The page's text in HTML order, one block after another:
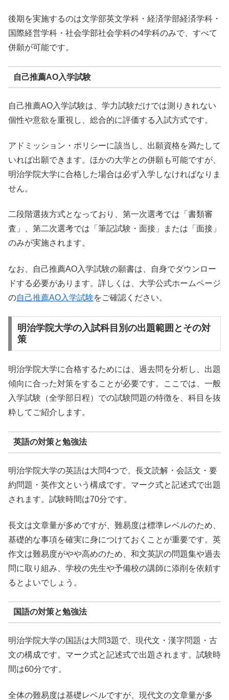
後期を実施するのは文学部英文学科・経済学部経済学科・
国際経営学科・社会学部社会学科の4学科のみで、すべて
併願が可能です。
自己推薦AO入学試験
自己推薦AO入学試験は、学力試験だけでは測りきれない
個性や意欲を重視し、総合的に評価する入試方式です。
アドミッション・ポリシーに該当し、出願資格を満たして
いれば出願できます。ほかの大学との併願も可能ですが、
明治学院大学に合格した場合は必ず入学しなければなりま
せん。
二段階選抜方式となっており、第一次選考では「書類審
査」、第二次選考では「筆記試験・面接」または「面接」
のみが実施されます。
なお、自己推薦AO入学試験の願書は、自身でダウンロー
ドする必要があります。詳しくは、大学公式ホームページ
の自己推薦AO入学試験をご確認ください。
明治学院大学の入試科目別の出題範囲とその対
策
明治学院大学に合格するためには、過去問を分析し、出題
傾向に合った対策をすることが必要です。ここでは、一般
入学試験（全学部日程）での試験問題の特徴を、科目を抜
粋してご紹介します。
英語の対策と勉強法
明治学院大学の英語は大問4つで、長文読解・会話文・要
約問題・英作文という構成です。マーク式と記述式で出題
されます。試験時間は70分です。
長文は文章量が多めですが、難易度は標準レベルのため、
基礎的な事項を確実に身につけておくことが重要です。英
作文は難易度がやや高めのため、和文英訳の問題集や過去
問に取り組み、学校の先生や予備校の講師に添削を依頼す
るとよいでしょう。
国語の対策と勉強法
明治学院大学の国語は大問3題で、現代文・漢字問題・古
文の構成です。マーク式と記述式で出題されます。試験時
間は60分です。
全体の難易度は基礎レベルですが、現代文の文章量が多